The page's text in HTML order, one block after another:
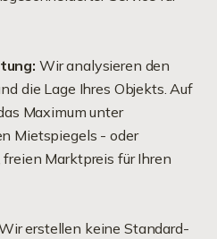
Wir analysieren den
die Lage Ihres Objekts. Auf
Maximum unter
Mietspiegels - oder
Marktpreis für Ihren
erstellen keine Standard-